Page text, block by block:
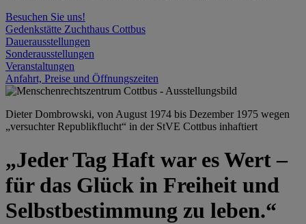
Besuchen Sie uns!
Gedenkstätte Zuchthaus Cottbus
Dauerausstellungen
Sonderausstellungen
Veranstaltungen
Anfahrt, Preise und Öffnungszeiten
Dieter Dombrowski, von August 1974 bis Dezember 1975 wegen
„versuchter Republikflucht“ in der StVE Cottbus inhaftiert
„Jeder Tag Haft war es Wert –
für das Glück in Freiheit und
Selbstbestimmung zu leben.“